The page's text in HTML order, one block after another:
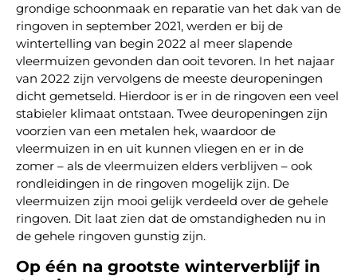
grondige schoonmaak en reparatie van het dak van de
ringoven in september 2021, werden er bij de
wintertelling van begin 2022 al meer slapende
vleermuizen gevonden dan ooit tevoren. In het najaar
van 2022 zijn vervolgens de meeste deuropeningen
dicht gemetseld. Hierdoor is er in de ringoven een veel
stabieler klimaat ontstaan. Twee deuropeningen zijn
voorzien van een metalen hek, waardoor de
vleermuizen in en uit kunnen vliegen en er in de
zomer – als de vleermuizen elders verblijven – ook
rondleidingen in de ringoven mogelijk zijn. De
vleermuizen zijn mooi gelijk verdeeld over de gehele
ringoven. Dit laat zien dat de omstandigheden nu in
de gehele ringoven gunstig zijn.
Op één na grootste winterverblijf in